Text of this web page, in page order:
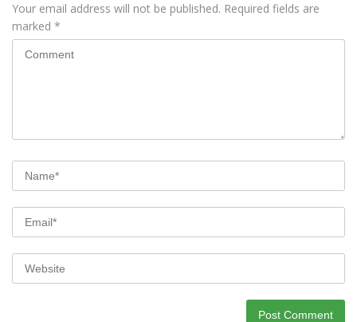
Your email address will not be published. Required fields are
marked *